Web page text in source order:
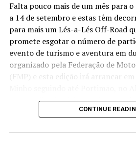
Falta pouco mais de um mês para
a 14 de setembro e estas têm
para mais um Lés-a-Lés Off-Road
promete esgotar o número de
evento de turismo e aventura em
organizado pela Federação de
(FMP) e esta edição irá arrancar em
para os dias 1 a 4 de outubro,
dedicado a verificações técnicas e
não sócios de motoclubes
CONTINUE